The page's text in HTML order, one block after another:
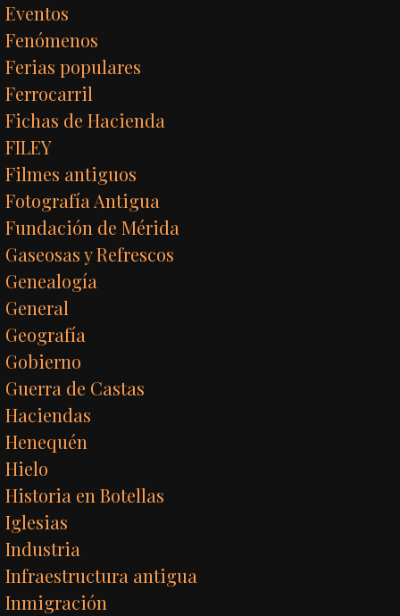
Eventos
Fenómenos
Ferias populares
Ferrocarril
Fichas de Hacienda
FILEY
Filmes antiguos
Fotografía Antigua
Fundación de Mérida
Gaseosas y Refrescos
Genealogía
General
Geografía
Gobierno
Guerra de Castas
Haciendas
Henequén
Hielo
Historia en Botellas
Iglesias
Industria
Infraestructura antigua
Inmigración